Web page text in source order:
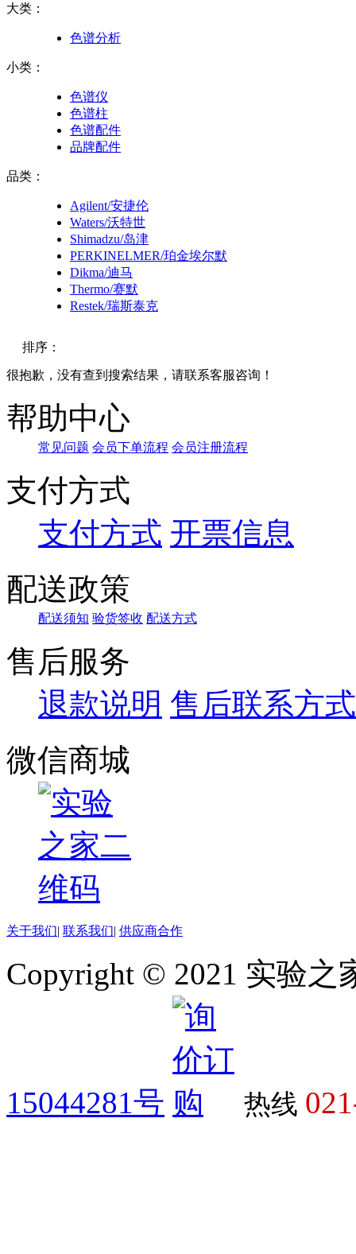
大类：
色谱分析
小类：
色谱仪
色谱柱
色谱配件
品牌配件
品类：
Agilent/安捷伦
Waters/沃特世
Shimadzu/岛津
PERKINELMER/珀金埃尔默
Dikma/迪马
Thermo/赛默
Restek/瑞斯泰克
排序：
价格
品牌
很抱歉，没有查到搜索结果，请联系客服咨询！
帮助中心
常见问题 会员下单流程 会员注册流程
支付方式
支付方式 开票信息
配送政策
配送须知 验货签收 配送方式
售后服务
退款说明 售后联系方式
微信商城
关于我们| 联系我们| 供应商合作
Copyright © 2021 实验之
15044281号 热线